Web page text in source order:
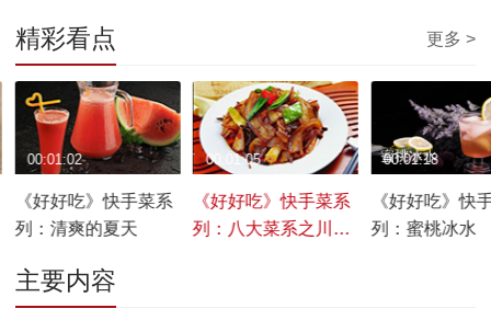
精彩看点 更多 >
《好好吃》快手菜系
列：清爽的夏天
00:01:02
《好好吃》快手菜系
列：八大菜系之川菜
00:01:05
《好好吃》快
列：蜜桃冰水
00:01:18
主要内容